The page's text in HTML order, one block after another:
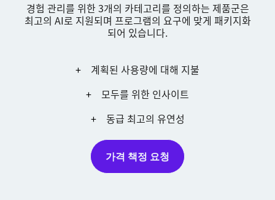
경험 관리를 위한 3개의 카테고리를 정의하는 제품군은
최고의 AI로 지원되며 프로그램의 요구에 맞게 패키지화
되어 있습니다.
계획된 사용량에 대해 지불
모두를 위한 인사이트
동급 최고의 유연성
가격 책정 요청